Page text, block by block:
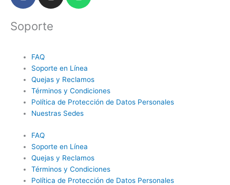
e
o
o
k
t
r
a
m
p
p
Soporte
FAQ
Soporte en Línea
Quejas y Reclamos
Términos y Condiciones
Política de Protección de Datos Personales
Nuestras Sedes
FAQ
Soporte en Línea
Quejas y Reclamos
Términos y Condiciones
Política de Protección de Datos Personales